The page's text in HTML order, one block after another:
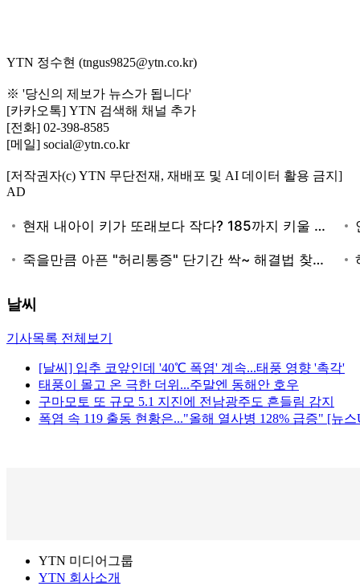
YTN 정수현 (tngus9825@ytn.co.kr)
※ '당신의 제보가 뉴스가 됩니다'
[카카오톡] YTN 검색해 채널 추가
[전화] 02-398-8585
[메일] social@ytn.co.kr
[저작권자(c) YTN 무단전재, 재배포 및 AI 데이터 활용 금지]
AD
날씨
기사목록 전체보기
[날씨] 입추 코앞인데 '40℃ 폭염' 계속...태풍 영향 '촉각'
태풍이 몰고 온 극한 더위...주말엔 동해안 호우
구마모토 또 규모 5.1 지진에 전남광주도 흔들림 감지
폭염 속 119 출동 현황은..."올해 열사병 128% 급증" [뉴스
YTN 미디어그룹
YTN 회사소개